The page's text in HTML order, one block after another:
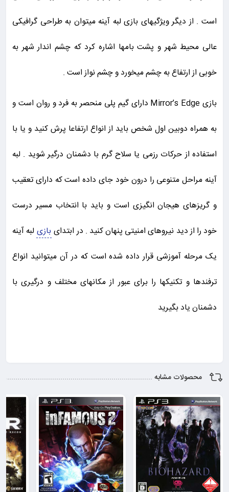
است . از دیگر ویژگیهای بازی لبه آینه میتوان به طراحی گرافیکی
عالی محیط شهر و پشت بامها اشاره کرد که چشم اندار شهر به
خوبی از ارتفاع به چشم میخورد و چشم نواز است .
بازی Mirror’s Edge دارای گیم پلی منحصر به فرد و روان است و
به همراه دوبین اول شخص باید از انواع ارتفاعا پرش کنید و یا با
استفاده از حرکات رزمی یا سلاح گرم با دشمنان درگیر شوید . لبه
آینه مراحل متنوعی را درون خود جای داده است که دارای تعقیب
و گریزهای هیجان انگیزی است و باید با انتخاب مسیر درست
خود را از دید نیروهای امنیتی پنهان کنید . در ابتدای بازی لبه آینه
یک مرحله آموزشی قرار داده شده است که در آن میتوانید انواع
ترفندها و تکنیکها را برای عبور از مکانهای مختلف و درگیری با
دشمنان یاد بگیرید
محصولات مشابه